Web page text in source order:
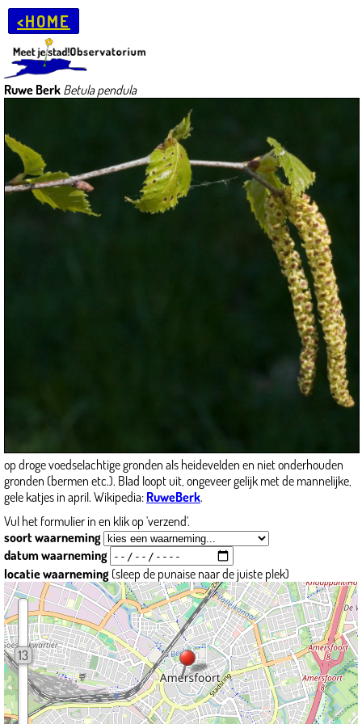
<HOME
Ruwe Berk Betula pendula
op droge voedselachtige gronden als heidevelden en niet onderhouden
gronden (bermen etc.). Blad loopt uit, ongeveer gelijk met de mannelijke,
gele katjes in april. Wikipedia: RuweBerk.
Vul het formulier in en klik op 'verzend'.
soort waarneming
datum waarneming
locatie waarneming (sleep de punaise naar de juiste plek)
13